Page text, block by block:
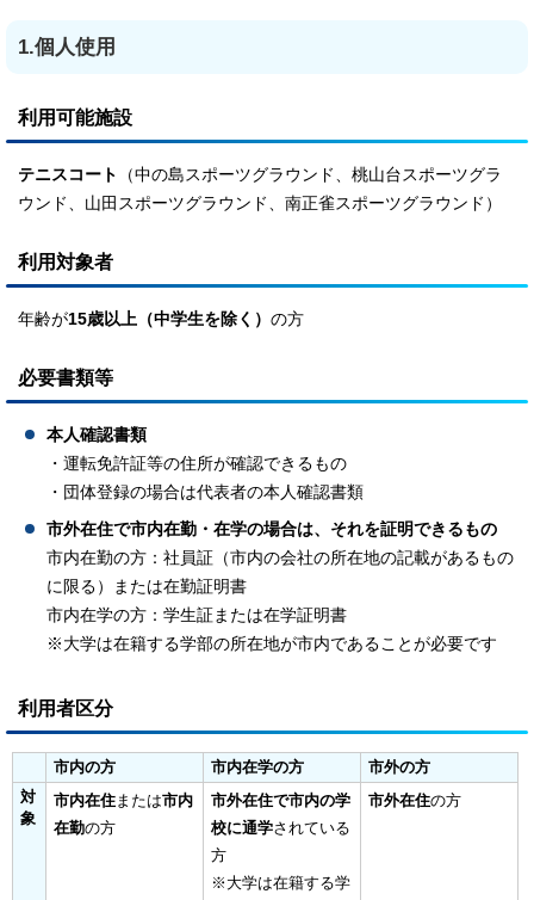
1.個人使用
利用可能施設
テニスコート
（中の島スポーツグラウンド、桃山台スポーツグラ
ウンド、山田スポーツグラウンド、南正雀スポーツグラウンド）
利用対象者
年齢が15歳以上（中学生を除く） の方
必要書類等
本人確認書類
・運転免許証等の住所が確認できるもの
・団体登録の場合は代表者の本人確認書類
市外在住で市内在勤・在学の場合は、それを証明できるもの
市内在勤の方：社員証（市内の会社の所在地の記載があるもの
に限る）または在勤証明書
市内在学の方：学生証または在学証明書
※大学は在籍する学部の所在地が市内であることが必要です
利用者区分
市内の方 市内在学の方
市外の方
対
象
市内在住または市内
在勤の方
市外在住で市内の学
校に通学されている
方
※大学は在籍する学
市外在住の方